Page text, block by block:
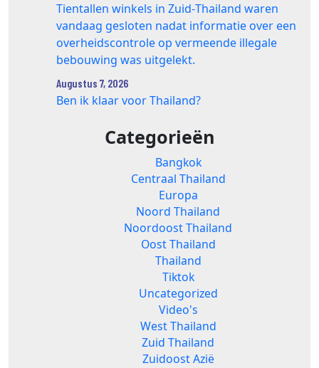
Tientallen winkels in Zuid‑Thailand waren
vandaag gesloten nadat informatie over een
overheidscontrole op vermeende illegale
bebouwing was uitgelekt.
Augustus 7, 2026
Ben ik klaar voor Thailand?
Categorieën
Bangkok
Centraal Thailand
Europa
Noord Thailand
Noordoost Thailand
Oost Thailand
Thailand
Tiktok
Uncategorized
Video's
West Thailand
Zuid Thailand
Zuidoost Azië